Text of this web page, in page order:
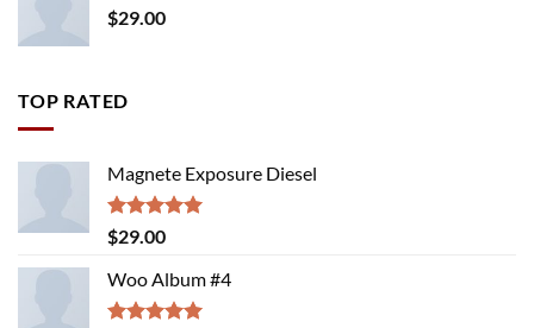
$29.00
TOP RATED
Magnete Exposure Diesel
Rated5.00
out of 5
$29.00
Woo Album #4